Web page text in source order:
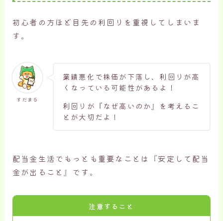
初心者の方ほど目先の利回りを重視してしまいま
す。
すだまる
業績悪化で株価が下落し、利回りが高
くなっている可能性があるよ！
利回りが『なぜ高いのか』を考えるこ
とが大切だよ！
配当金生活でもっとも重要なことは『安定して配当
金が出ること』です。
注意すること